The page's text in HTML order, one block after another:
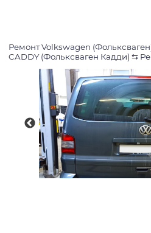
Ремонт Volkswagen
CADDY (Фольксваген Кадди) ⇆